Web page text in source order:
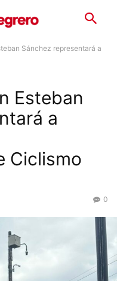
Sánchez representará a
Esteban
a
Ciclismo
0